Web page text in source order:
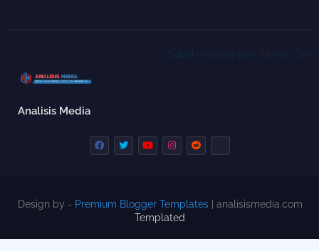
Analisis Media
Design by - Premium Blogger Templates| analisismedia.com
Templated